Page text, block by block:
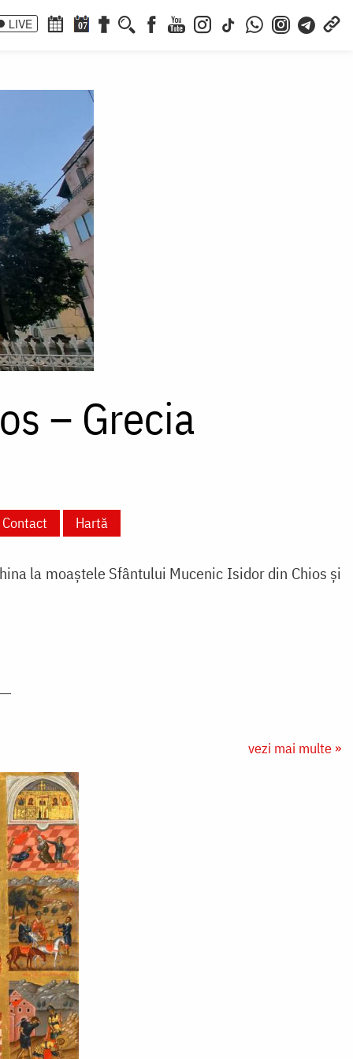
LIVE 07
– Grecia
Contact Hartă
la moaștele Sfântului Mucenic Isidor din Chios și
vezi mai multe »